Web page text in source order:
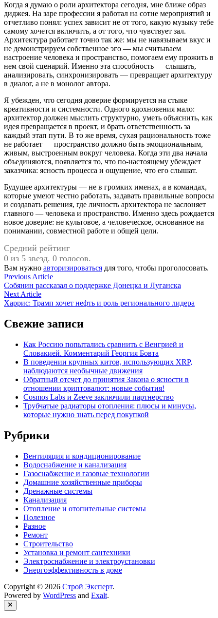
Когда я думаю о роли архитектора сегодня, мне ближе образ
диджея. На заре профессии я работал на сотне мероприятий и
отчетливо понял: успех зависит не от того, какую музыку тебе
самому хочется включить, а от того, что чувствует зал.
Архитектура работает точно так же: мы не навязываем вкус и
не демонстрируем собственное эго — мы считываем
настроение человека и пространство, помогаем ему прожить в
нем свой сценарий. Именно эта способность — слышать,
анализировать, синхронизировать — превращает архитектуру
в диалог, а не в монолог автора.
Я убежден, что сегодня доверие формируется на стыке
креативности и системности. Одного вдохновения мало:
архитектор должен мыслить структурно, уметь объяснить, как
идея превращается в проект, и брать ответственность за
каждый этап пути. В то же время, сухая рациональность тоже
не работает — пространство должно быть эмоциональным,
живым, выстроенным вокруг человека. Когда эти два начала
объединяются, появляется то, что по-настоящему убеждает
заказчика: ясность процесса и ощущение, что его слышат.
Будущее архитектуры — не в громких именах, а в командах,
которые умеют честно работать, задавать правильные вопросы
и создавать решения, где личность архитектора не заслоняет
главного — человека и пространство. Именно здесь рождается
новое доверие: не культовое, а человеческое, основанное на
понимании, совместной работе и общей цели.
Средний рейтинг
0 из 5 звезд. 0 голосов.
Вам нужно авторизироваться для того, чтобы проголосовать.
Навигация
по
записям
Previous ArticlePrevious
article:
Собянин рассказал о поддержке Донецка и Луганска
Next ArticleNext
article:
Харрис: Трамп хочет нефть и роль регионального лидера
Свежие записи
Как Россию попытались сравнить с Венгрией и
Словакией. Комментарий Георгия Бовта
В поведении крупных китов, использующих XRP,
наблюдаются необычные движения
Обратный отсчет до принятия Закона о ясности в
отношении криптовалют: новые события!
Cosmos Labs и Zeeve заключили партнерство
Трубчатые радиаторы отопления: плюсы и минусы,
которые нужно знать перед покупкой
Рубрики
Вентиляция и кондиционирование
Водоснабжение и канализация
Газоснабжение и газовые технологии
Домашние хозяйственные приборы
Дренажные системы
Канализация
Отопление и отопительные системы
Полезное
Разное
Ремонт
Строительство
Установка и ремонт сантехники
Электроснабжение и электроустановки
Энергоэффективность в доме
Copyright © 2026 Строй Эксперт.
Powered by WordPress and Exalt.
Close